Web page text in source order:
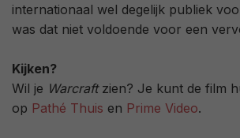
internationaal wel degelijk publiek
was dat niet voldoende voor een
Kijken?
Wil je Warcraftzien? Je kunt de film
op Pathé Thuis en Prime Video.